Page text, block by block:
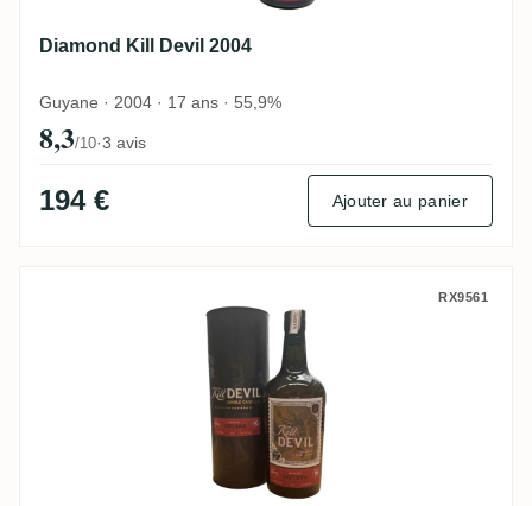
Diamond Kill Devil 2004
Guyane · 2004 · 17 ans · 55,9%
8,3/10·3 avis
194 € Ajouter au panier
Diamond Kill Devil (The Whisky Barrel)
RX9561